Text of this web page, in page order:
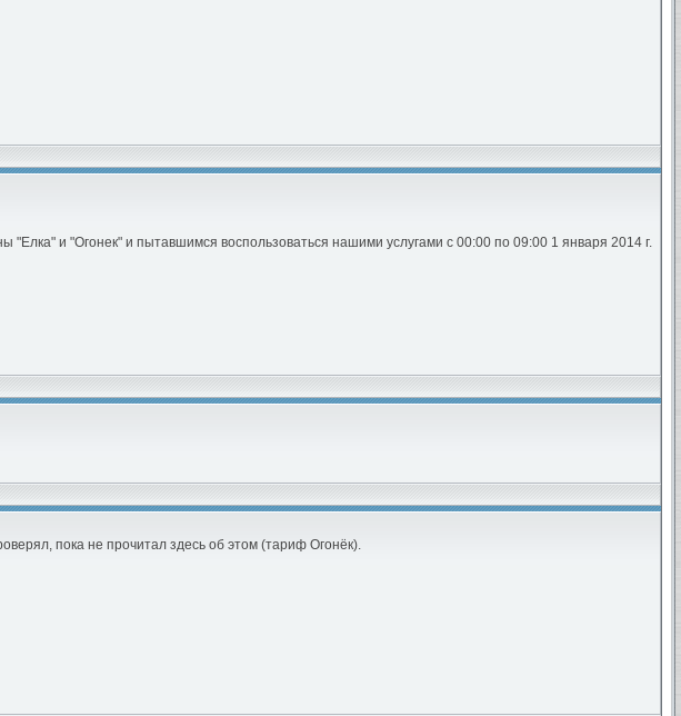
и "Огонек" и пытавшимся воспользоваться нашими услугами с 00:00 по 09:00 1 января 2014 г.
пока не прочитал здесь об этом (тариф Огонёк).